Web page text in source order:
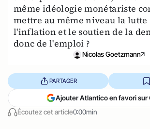
même idéologie monétariste
mettre au même niveau la lutte
l'inflation et le soutien de la
donc de l'emploi ?
Nicolas Goetzmann
Écoutez cet article0:00min
PARTAGER
Ajouter Atlantico en favori sur